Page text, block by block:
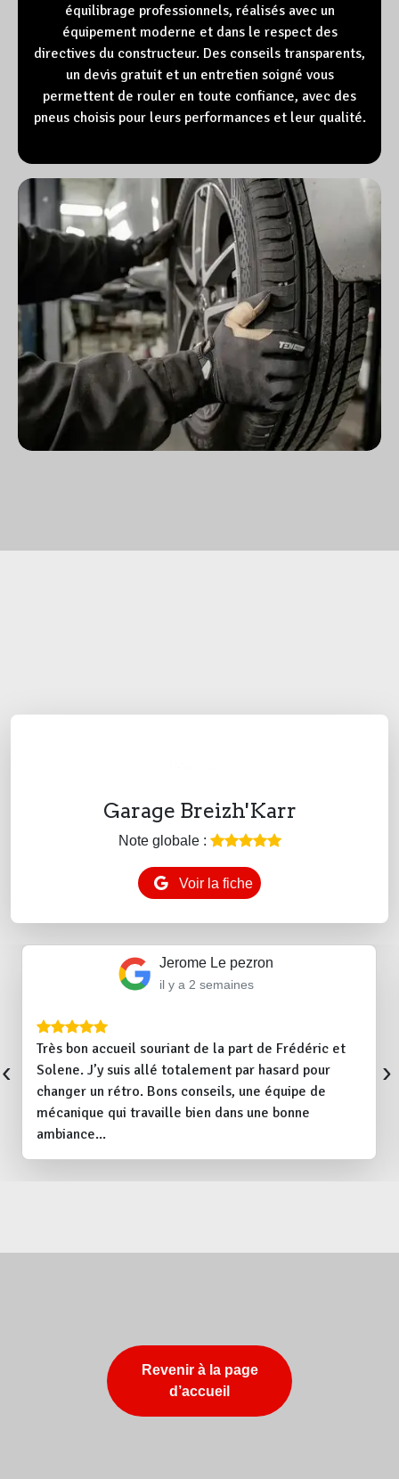
équilibrage professionnels, réalisés avec un
équipement moderne et dans le respect des
directives du constructeur. Des conseils transparents,
un devis gratuit et un entretien soigné vous
permettent de rouler en toute confiance, avec des
pneus choisis pour leurs performances et leur qualité.
Garage Breizh'Karr
Note globale :
Voir la fiche
Jerome Le pezron
il y a 2 semaines
Très bon accueil souriant de la part de Frédéric et
Solene. J’y suis allé totalement par hasard pour
changer un rétro. Bons conseils, une équipe de
mécanique qui travaille bien dans une bonne
ambiance...
‹ ›
Revenir à la page
d’accueil